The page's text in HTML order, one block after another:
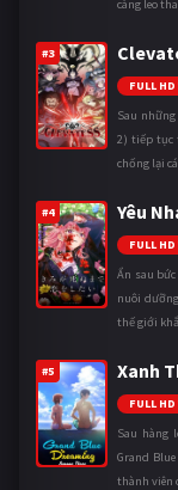
càng leo
#3
FULL
Sau
2) tiếp tục
chống lại
#4 Yêu
FULL
Ẩn sau
nuôi
thế giới
#5 Xanh
FULL
Sau hàng
Grand
thành viên